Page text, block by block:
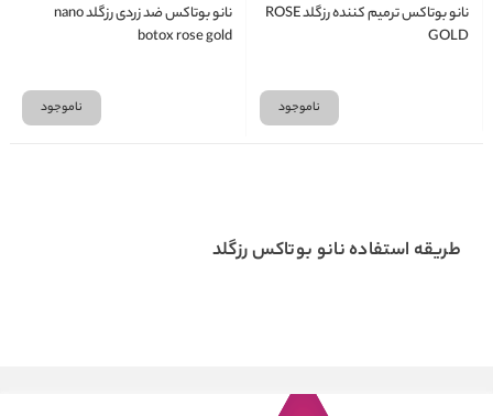
نانو بوتاکس ترمیم کننده رزگلد ROSE
GOLD
ناموجود
نانو بوتاکس ضد زردی رزگلد nano
botox rose gold
ناموجود
طریقه استفاده نانو بوتاکس رزگلد